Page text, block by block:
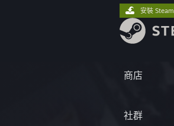
商店
社群
安裝 Steam